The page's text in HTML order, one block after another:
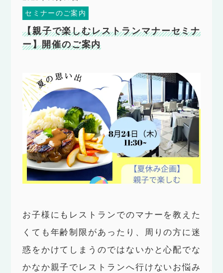
セミナーのご案内
【親子で楽しむレストランマナーセミナ
ー】開催のご案内
お子様にもレストランでのマナーを教えた
くても年齢制限があったり、周りの方に迷
惑をかけてしまうのではないかと心配でな
かなか親子でレストランへ行けないお悩み